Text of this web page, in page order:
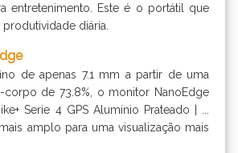
entretenimento. Este é o portátil que
diária.
de apenas 7.1 mm a partir de uma
corpo de 73.8%, o monitor NanoEdge
Serie 4 GPS Alumínio Prateado | ...
amplo para uma visualização mais